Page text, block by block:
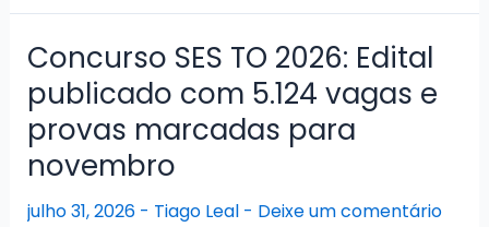
TO
2026:
Comissão
formada
para
edital
452
Concurso SES TO 2026: Edital
publicado com 5.124 vagas e
provas marcadas para
novembro
julho 31, 2026 - Tiago Leal - Deixe um comentário